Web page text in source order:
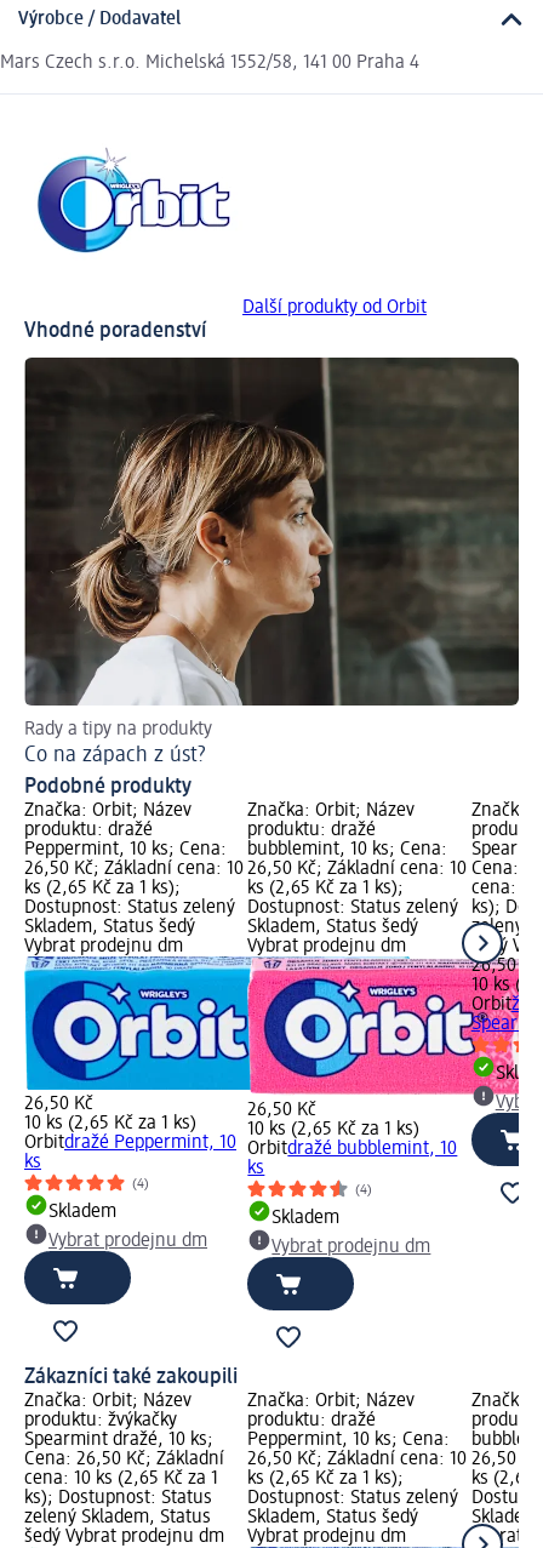
Výrobce / Dodavatel
Mars Czech s.r.o. Michelská 1552/58, 141 00 Praha 4
Další produkty od Orbit
Vhodné poradenství
Rady a tipy na produkty
Co na zápach z úst?
Podobné produkty
Značka: Orbit; Název
produktu: dražé
Peppermint, 10 ks; Cena:
26,50 Kč; Základní cena: 10
ks (2,65 Kč za 1 ks);
Dostupnost: Status zelený
Skladem, Status šedý
Vybrat prodejnu dm
26,50 Kč
10 ks (2,65 Kč za 1 ks)
Orbitdražé Peppermint, 10
ks
(4)
Skladem
Vybrat prodejnu dm
Značka: Orbit; Název
produktu: dražé
bubblemint, 10 ks; Cena:
26,50 Kč; Základní cena: 10
ks (2,65 Kč za 1 ks);
Dostupnost: Status zelený
Skladem, Status šedý
Vybrat prodejnu dm
26,50 Kč
10 ks (2,65 Kč za 1 ks)
Orbitdražé bubblemint, 10
ks
(4)
Skladem
Vybrat prodejnu dm
Značka:
Cena:
cena: 10
ks);
zelený
šedý
26,50 Kč
10 ks
Orbit
Zákazníci také zakoupili
Značka: Orbit; Název
produktu: žvýkačky
Spearmint dražé, 10 ks;
Cena: 26,50 Kč; Základní
cena: 10 ks (2,65 Kč za 1
ks); Dostupnost: Status
zelený Skladem, Status
šedý Vybrat prodejnu dm
Značka: Orbit; Název
produktu: dražé
Peppermint, 10 ks; Cena:
26,50 Kč; Základní cena: 10
ks (2,65 Kč za 1 ks);
Dostupnost: Status zelený
Skladem, Status šedý
Vybrat prodejnu dm
Značka:
26,50
ks (2,65
Vybrat